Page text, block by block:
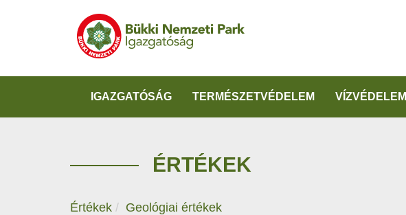
IGAZGATÓSÁG TERMÉSZETVÉDELEM VÍZVÉDELEM
ÉRTÉKEK
Értékek Geológiai értékek